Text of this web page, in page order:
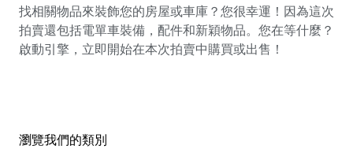
找相關物品來裝飾您的房屋或車庫？您很幸運！因為這次
拍賣還包括電單車裝備，配件和新穎物品。您在等什麼？
啟動引擎，立即開始在本次拍賣中購買或出售！
瀏覽我們的類別